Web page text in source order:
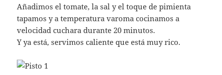
Añadimos el tomate, la sal y el toque de pimienta
tapamos y a temperatura varoma cocinamos a
velocidad cuchara durante 20 minutos.
Y ya está, servimos caliente que está muy rico.